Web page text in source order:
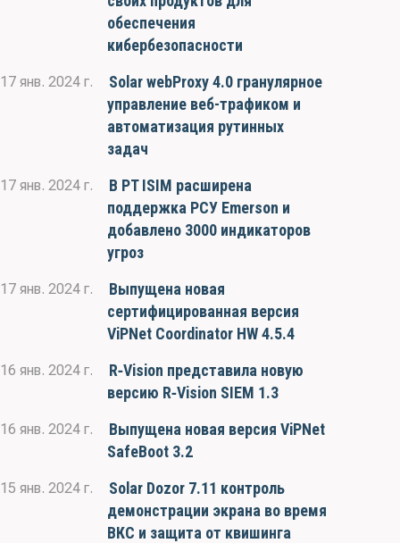
обеспечения
кибербезопасности
17 янв. 2024 г.
Solar webProxy 4.0 гранулярное
управление веб-трафиком и
автоматизация рутинных
задач
17 янв. 2024 г.
В PT ISIM расширена
поддержка РСУ Emerson и
добавлено 3000 индикаторов
угроз
17 янв. 2024 г.
Выпущена новая
сертифицированная версия
ViPNet Coordinator HW 4.5.4
16 янв. 2024 г.
R‑Vision представила новую
версию R‑Vision SIEM 1.3
16 янв. 2024 г.
Выпущена новая версия ViPNet
SafeBoot 3.2
15 янв. 2024 г.
Solar Dozor 7.11 контроль
демонстрации экрана во время
ВКС и защита от квишинга